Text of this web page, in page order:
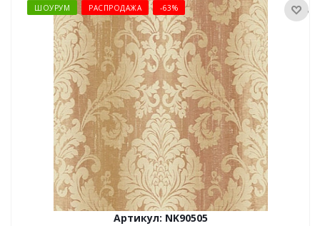
ШОУРУМ РАСПРОДАЖА -63%
Артикул: NK90505